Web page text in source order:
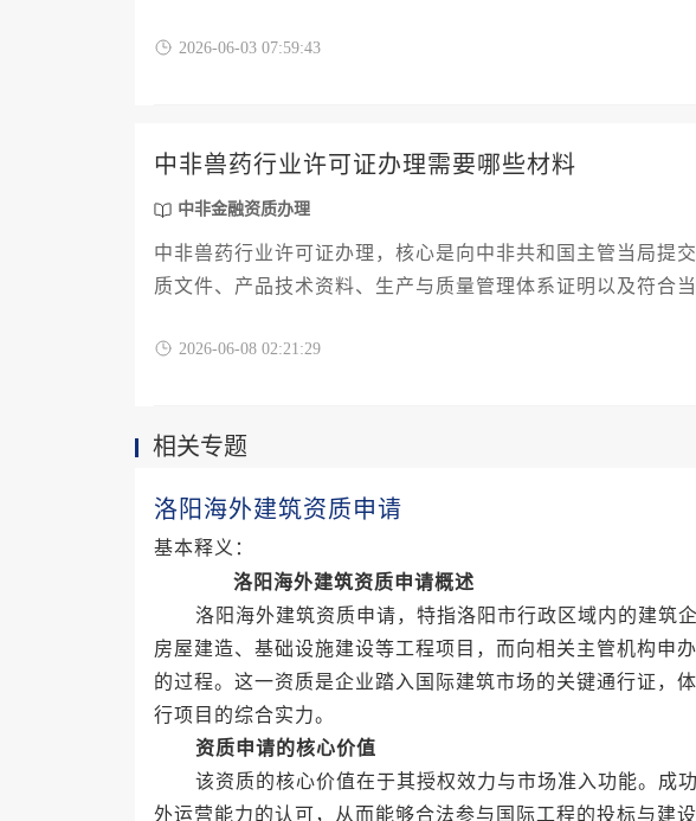
企业提供一份清晰、实用的行动路线图。
2026-06-03 07:59:43
中非兽药行业许可证办理需要哪些材料
中非金融资质办理
中非兽药行业许可证办理，核心是向中非共和国主管当局提
质文件、产品技术资料、生产与质量管理体系证明以及符合
2026-06-08 02:21:29
相关专题
洛阳海外建筑资质申请
基本释义：
洛阳海外建筑资质申请概述
洛阳海外建筑资质申请，特指洛阳市行政区域内的建筑
房屋建造、基础设施建设等工程项目，而向相关主管机构申
的过程。这一资质是企业踏入国际建筑市场的关键通行证，
行项目的综合实力。
资质申请的核心价值
该资质的核心价值在于其授权效力与市场准入功能。成
外运营能力的认可，从而能够合法参与国际工程的投标与建